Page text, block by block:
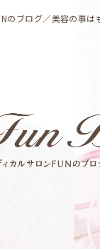
のブログ／美容の事